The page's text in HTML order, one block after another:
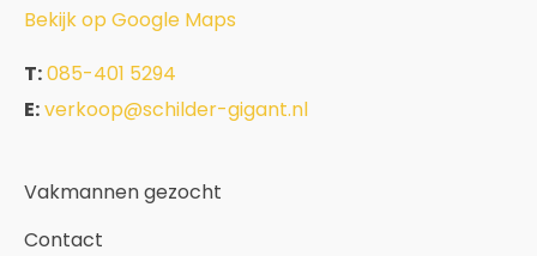
Bekijk op Google Maps
T:085-401 5294
E:verkoop@schilder-gigant.nl
Vakmannen gezocht
Contact